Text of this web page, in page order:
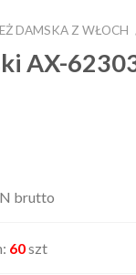
DAMSKA Z WŁOCH
AX-
brutto
60szt